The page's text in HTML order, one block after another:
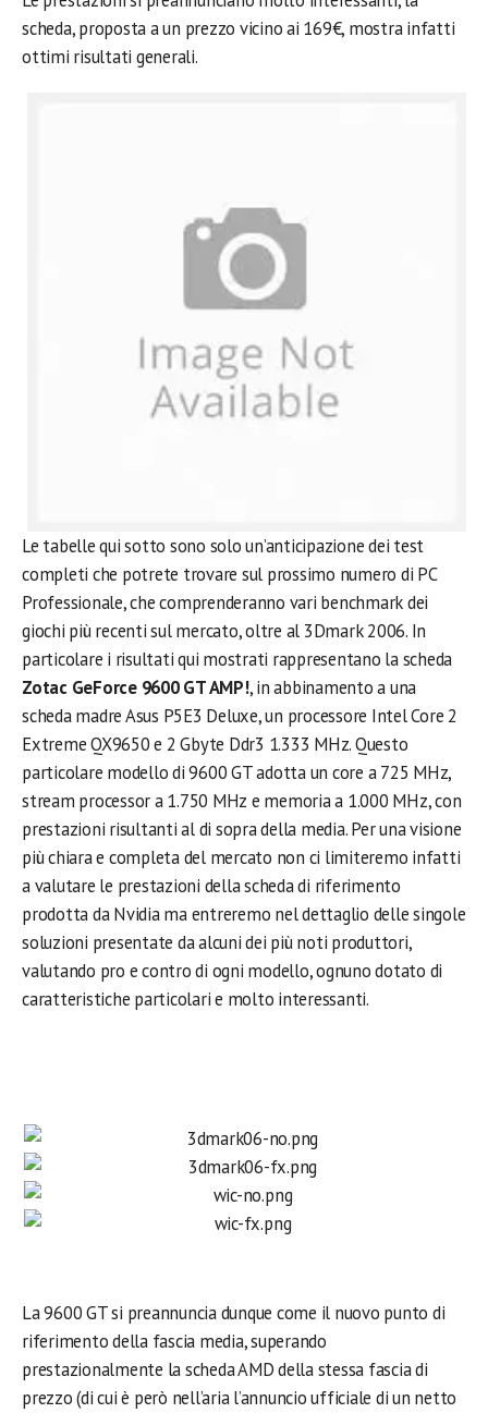
scheda, proposta a un prezzo vicino ai 169€, mostra infatti
ottimi risultati generali.
Le tabelle qui sotto sono solo un’anticipazione dei test
completi che potrete trovare sul prossimo numero di PC
Professionale, che comprenderanno vari benchmark dei
giochi più recenti sul mercato, oltre al 3Dmark 2006. In
particolare i risultati qui mostrati rappresentano la scheda
Zotac GeForce 9600 GT AMP!, in abbinamento a una
scheda madre Asus P5E3 Deluxe, un processore Intel Core 2
Extreme QX9650 e 2 Gbyte Ddr3 1.333 MHz. Questo
particolare modello di 9600 GT adotta un core a 725 MHz,
stream processor a 1.750 MHz e memoria a 1.000 MHz, con
prestazioni risultanti al di sopra della media. Per una visione
più chiara e completa del mercato non ci limiteremo infatti
a valutare le prestazioni della scheda di riferimento
prodotta da Nvidia ma entreremo nel dettaglio delle singole
soluzioni presentate da alcuni dei più noti produttori,
valutando pro e contro di ogni modello, ognuno dotato di
caratteristiche particolari e molto interessanti.
La 9600 GT si preannuncia dunque come il nuovo punto di
riferimento della fascia media, superando
prestazionalmente la scheda AMD della stessa fascia di
prezzo (di cui è però nell’aria l’annuncio ufficiale di un netto